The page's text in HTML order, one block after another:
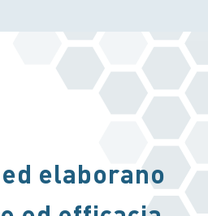
elaborano